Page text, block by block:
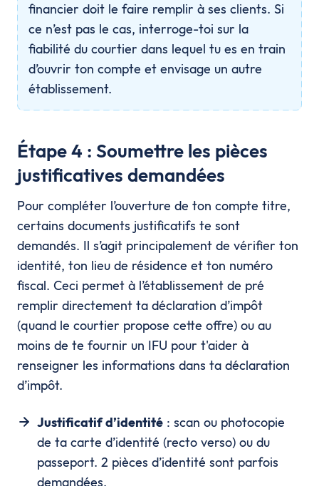
financier doit le faire remplir à ses clients. Si
ce n’est pas le cas, interroge-toi sur la
fiabilité du courtier dans lequel tu es en train
d’ouvrir ton compte et envisage un autre
établissement.
Étape 4 : Soumettre les pièces
justificatives demandées
Pour compléter l’ouverture de ton compte titre,
certains documents justificatifs te sont
demandés. Il s’agit principalement de vérifier ton
identité, ton lieu de résidence et ton numéro
fiscal. Ceci permet à l’établissement de pré
remplir directement ta déclaration d’impôt
(quand le courtier propose cette offre) ou au
moins de te fournir un IFU pour t'aider à
renseigner les informations dans ta déclaration
d’impôt.
Justificatif d’identité : scan ou photocopie
de ta carte d’identité (recto verso) ou du
passeport. 2 pièces d’identité sont parfois
demandées.